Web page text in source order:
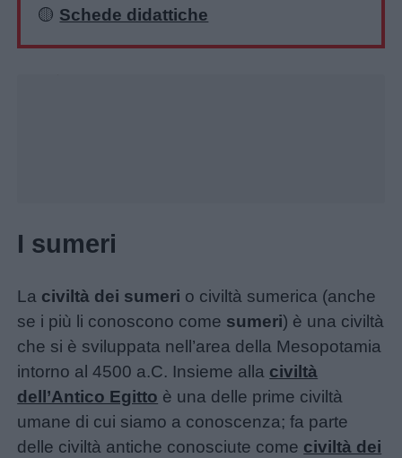
🟡 Schede didattiche
I sumeri
La civiltà dei sumeri o civiltà sumerica (anche
se i più li conoscono come sumeri) è una civiltà
che si è sviluppata nell’area della Mesopotamia
intorno al 4500 a.C. Insieme alla civiltà
dell’Antico Egitto è una delle prime civiltà
umane di cui siamo a conoscenza; fa parte
delle civiltà antiche conosciute come civiltà dei